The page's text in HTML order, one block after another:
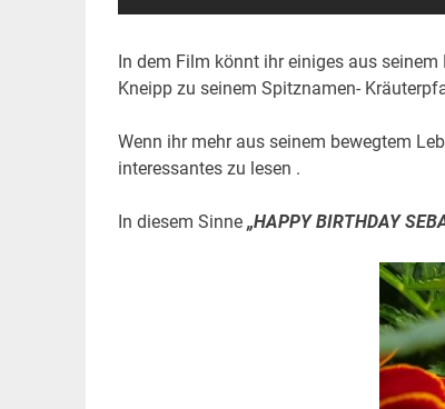
In dem Film könnt ihr einiges aus
Kneipp zu seinem Spitznamen-
Wenn ihr mehr aus seinem bewegtem
interessantes zu lesen .
In diesem Sinne „HAPPY BIRTHDAY